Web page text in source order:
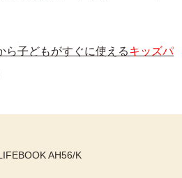
ら子どもがすぐに使えるキッズパ
AH56/K